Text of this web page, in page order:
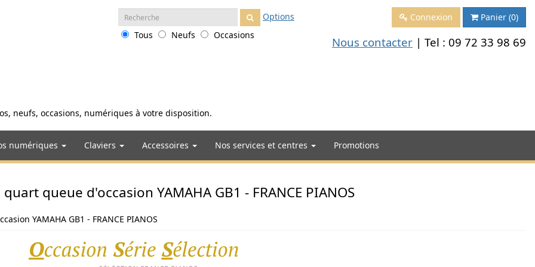
neufs, occasions, numériques à votre disposition.
Recherche
:
Options
Tous
Neufs Occasions
Connexion Panier (0)
Nous contacter | Tel : 09 72 33 98 69
numériques Claviers Accessoires Nos services et centres Promotions
queue d'occasion YAMAHA GB1 - FRANCE PIANOS
YAMAHA GB1 - FRANCE PIANOS